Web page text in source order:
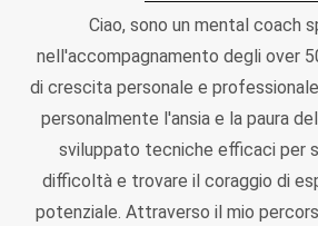
Ciao, sono un mental coach
nell'accompagnamento degli over
di crescita personale e
personalmente l'ansia e la paura
sviluppato tecniche efficaci per
difficoltà e trovare il coraggio di
potenziale. Attraverso il mio